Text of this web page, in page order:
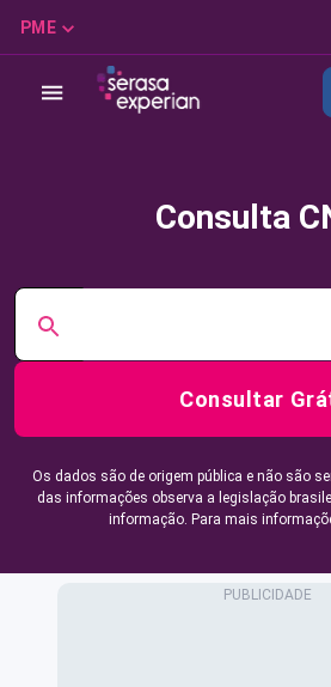
PME
Consulta
Consultar
Os dados são de origem pública e não são
das informações observa a legislação
informação. Para mais